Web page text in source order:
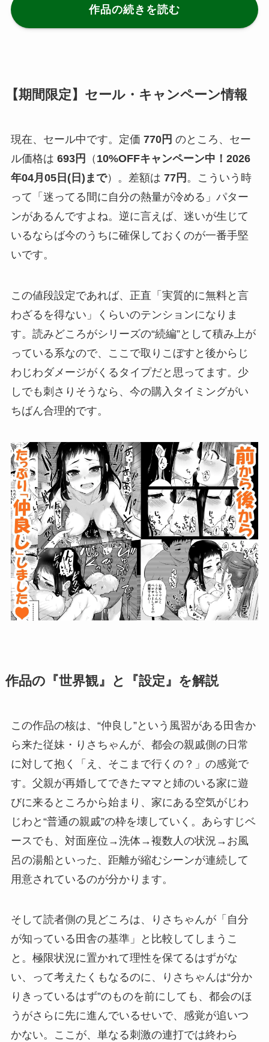
作品の続きを読む
【期間限定】セール・キャンペーン情報
現在、セール中です。定価 770円 のところ、セー
ル価格は 693円 （ 10%OFFキャンペーン中！2026
年04月05日(日)まで）。差額は 77円 。こういう時
って「迷ってる間に自分の熱量が冷める」パター
ンがあるんですよね。逆に言えば、迷いが生じて
いるならば今のうちに確保しておくのが一番手堅
いです。
この値段設定であれば、正直「実質的に無料と言
わざるを得ない」くらいのテンションになりま
す。読みどころがシリーズの“続編”として積み上が
っている系なので、ここで取りこぼすと後からじ
わじわダメージがくるタイプだと思ってます。少
しでも刺さりそうなら、今の購入タイミングがい
ちばん合理的です。
作品の『世界観』と『設定』を解説
この作品の核は、“仲良し”という風習がある田舎か
ら来た従妹・りさちゃんが、都会の親戚側の日常
に対して抱く「え、そこまで行くの？」の感覚で
す。父親が再婚してできたママと姉のいる家に遊
びに来るところから始まり、家にある空気がじわ
じわと“普通の親戚”の枠を壊していく。あらすじベ
ースでも、対面座位→洗体→複数人の状況→お風
呂の湯船といった、距離が縮むシーンが連続して
用意されているのが分かります。
そして読者側の見どころは、りさちゃんが「自分
が知っている田舎の基準」と比較してしまうこ
と。極限状況に置かれて理性を保てるはずがな
い、って考えたくもなるのに、りさちゃんは“分か
りきっているはず”のものを前にしても、都会のほ
うがさらに先に進んでいるせいで、感覚が追いつ
かない。ここが、単なる刺激の連打では終わら